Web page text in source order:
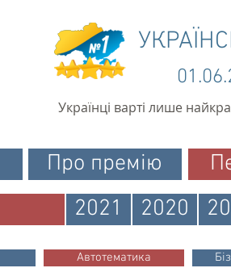
Українці варті лише
Про премію
2021 2020
Автотематика